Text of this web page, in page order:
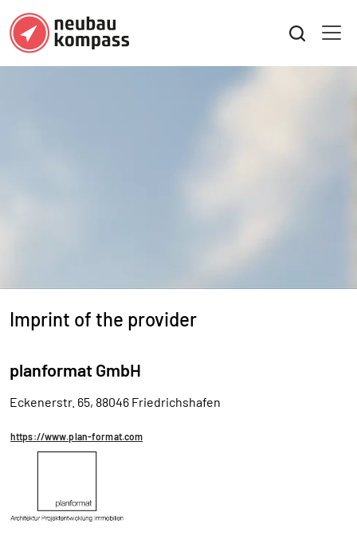
Imprint of the provider
planformat GmbH
Eckenerstr. 65, 88046 Friedrichshafen
https://www.plan-format.com